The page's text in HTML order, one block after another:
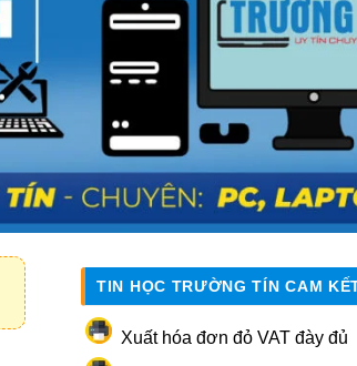
TIN HỌC TRƯỜNG TÍN CAM
Xuất hóa đơn đỏ VAT đày đủ